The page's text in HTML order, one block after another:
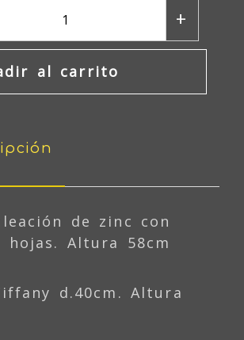
+
al carrito
de zinc con
hojas. Altura 58cm
d.40cm. Altura